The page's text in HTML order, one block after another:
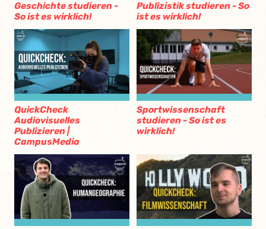
Geschichte studieren -
So ist es wirklich!
Publizistik studieren - So
ist es wirklich!
QuickCheck
Audiovisuelles
Publizieren |
CampusMedia
Sportwissenschaft
studieren - So ist es
wirklich!